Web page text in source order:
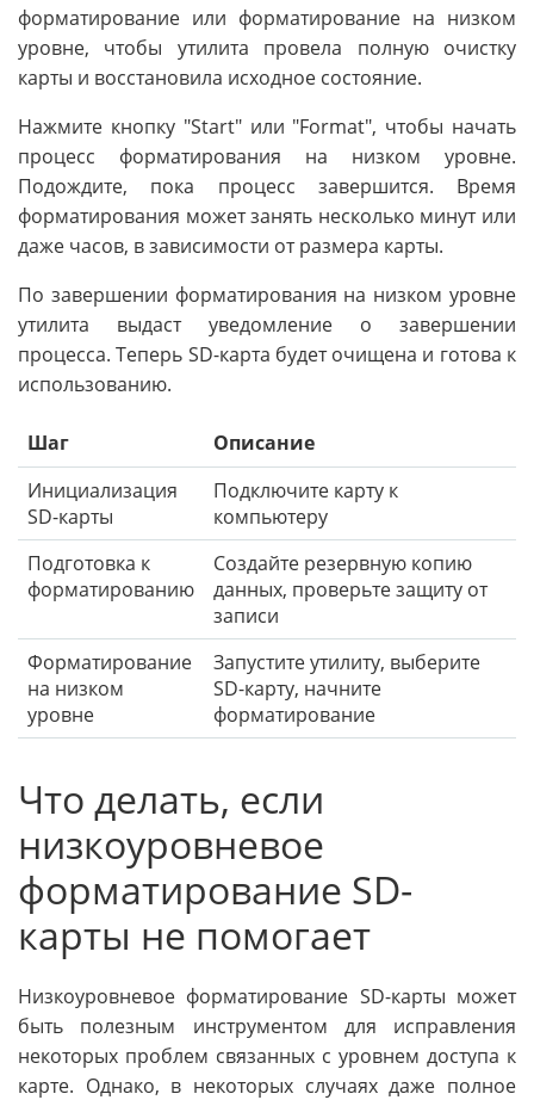
форматирование или форматирование на низком
уровне, чтобы утилита провела полную очистку
карты и восстановила исходное состояние.
Нажмите кнопку "Start" или "Format", чтобы начать
процесс форматирования на низком уровне.
Подождите, пока процесс завершится. Время
форматирования может занять несколько минут или
даже часов, в зависимости от размера карты.
По завершении форматирования на низком уровне
утилита выдаст уведомление о завершении
процесса. Теперь SD-карта будет очищена и готова к
использованию.
Шаг
Описание
Инициализация
SD-карты
Подключите карту к
компьютеру
Подготовка к
форматированию
Создайте резервную копию
данных, проверьте защиту от
записи
Форматирование
на низком
уровне
Запустите утилиту, выберите
SD-карту, начните
форматирование
Что делать, если
низкоуровневое
форматирование SD-
карты не помогает
Низкоуровневое форматирование SD-карты может
быть полезным инструментом для исправления
некоторых проблем связанных с уровнем доступа к
карте. Однако, в некоторых случаях даже полное